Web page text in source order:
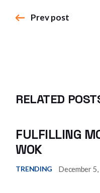
Prev post
RELATED
FULFILLING
WOK
TRENDING December